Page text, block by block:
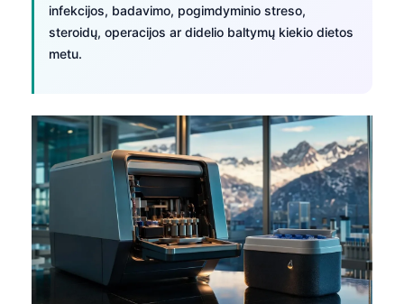
infekcijos, badavimo, pogimdyminio streso,
steroidų, operacijos ar didelio baltymų kiekio dietos
metu.
اردو
ગુજરાતી
ಕನ್ನಡ
Tiếng Việt
Tagalog